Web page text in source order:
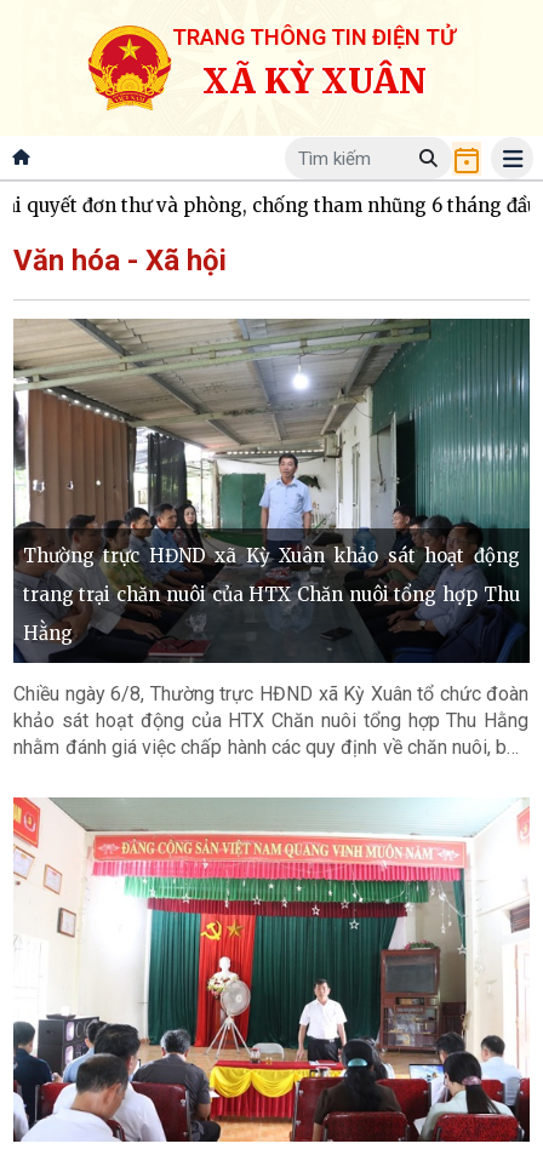
TRANG THÔNG TIN ĐIỆN TỬ
XÃ KỲ XUÂN
thư và phòng, chống tham nhũng 6 tháng đầu năm
Văn hóa - Xã hội
Thường trực HĐND xã Kỳ Xuân khảo sát hoạt động
trang trại chăn nuôi của HTX Chăn nuôi tổng hợp Thu
Hằng
Chiều ngày 6/8, Thường trực HĐND xã Kỳ Xuân tổ chức đoàn
khảo sát hoạt động của HTX Chăn nuôi tổng hợp Thu Hằng
nhằm đánh giá việc chấp hành các quy định về chăn nuôi, bảo
nghị của cử tri liên quan đến hoạt động của trang trại.